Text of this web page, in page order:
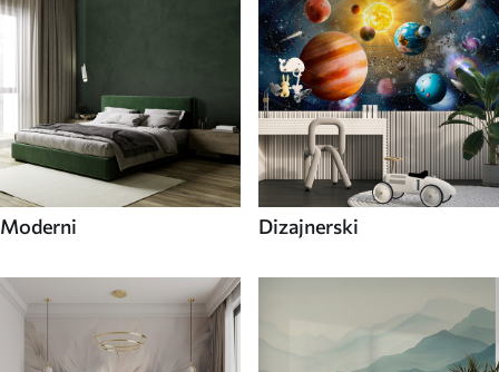
Moderni Dizajnerski